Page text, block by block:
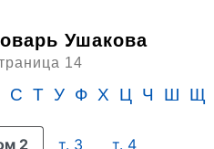
Ушакова
14
С Т У Ф Х Ц Ч Ш Щ
2 т. 3 т. 4